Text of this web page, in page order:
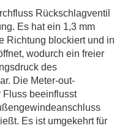
Rückschlagventil
Es hat ein 1,3 mm
Richtung blockiert und in
wodurch ein freier
des
Die Meter-out-
Fluss beeinflusst
Es ist umgekehrt für